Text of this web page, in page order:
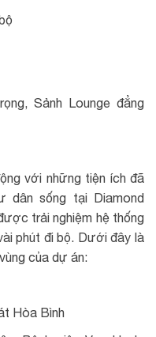
Sảnh Lounge đẳng
với những tiện ích đã
dân sống tại Diamond
trải nghiệm hệ thống
phút đi bộ. Dưới đây là
của dự án:
Hòa Bình